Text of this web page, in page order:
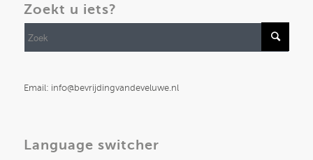
Zoekt u iets?
Email: info@bevrijdingvandeveluwe.nl
Language switcher